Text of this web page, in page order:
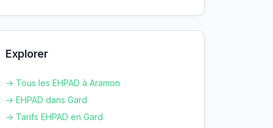
Explorer
→ Tous les EHPAD à Aramon
→ EHPAD dans Gard
→ Tarifs EHPAD en Gard